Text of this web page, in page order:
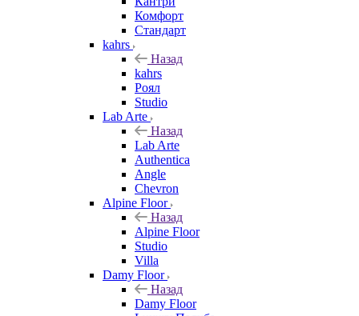
Комфорт
Стандарт
kahrs
Назад
kahrs
Роял
Studio
Lab Arte
Назад
Lab Arte
Authentica
Angle
Chevron
Alpine Floor
Назад
Alpine Floor
Studio
Villa
Damy Floor
Назад
Damy Floor